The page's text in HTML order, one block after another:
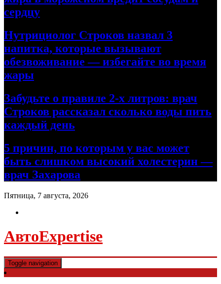
сердцу
Нутрициолог Строков назвал 3
напитка, которые вызывают
обезвоживание — избегайте во время
жары
Забудьте о правиле 2-х литров: врач
Строков рассказал сколько воды пить
каждый день
5 причин, по которым у вас может
быть слишком высокий холестерин —
врач Захарова
Пятница, 7 августа, 2026
АвтоExpertise
Toggle navigation